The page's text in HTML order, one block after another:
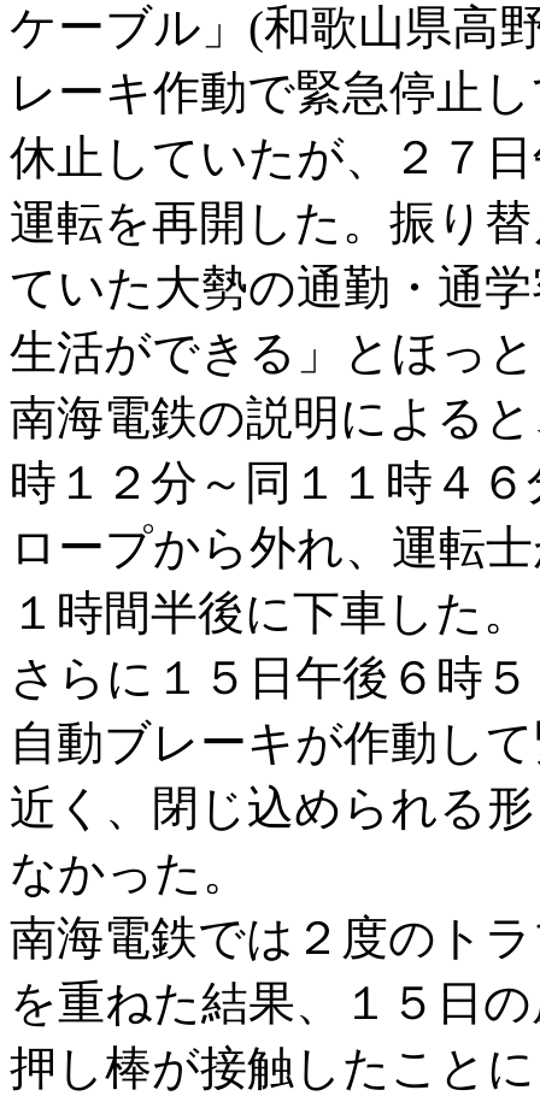
ケーブル」(和歌山県高
レーキ作動で緊急停止
休止していたが、２７
運転を再開した。振り
ていた大勢の通勤・通
生活ができる」とほっ
南海電鉄の説明による
時１２分～同１１時４
ロープから外れ、運転
１時間半後に下車した。
さらに１５日午後６時
自動ブレーキが作動し
近く、閉じ込められる
なかった。
南海電鉄では２度のト
を重ねた結果、１５日
押し棒が接触したこと